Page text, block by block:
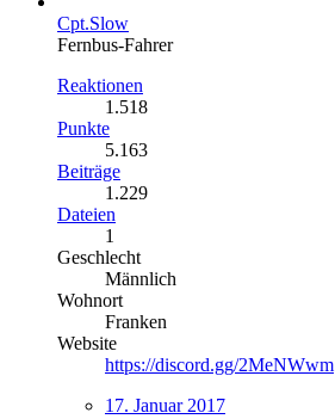
Cpt.Slow
Fernbus-Fahrer
Reaktionen
1.518
Punkte
5.163
Beiträge
1.229
Dateien
1
Geschlecht
Männlich
Wohnort
Franken
Website
https://discord.gg/2MeNWwm
17. Januar 2017